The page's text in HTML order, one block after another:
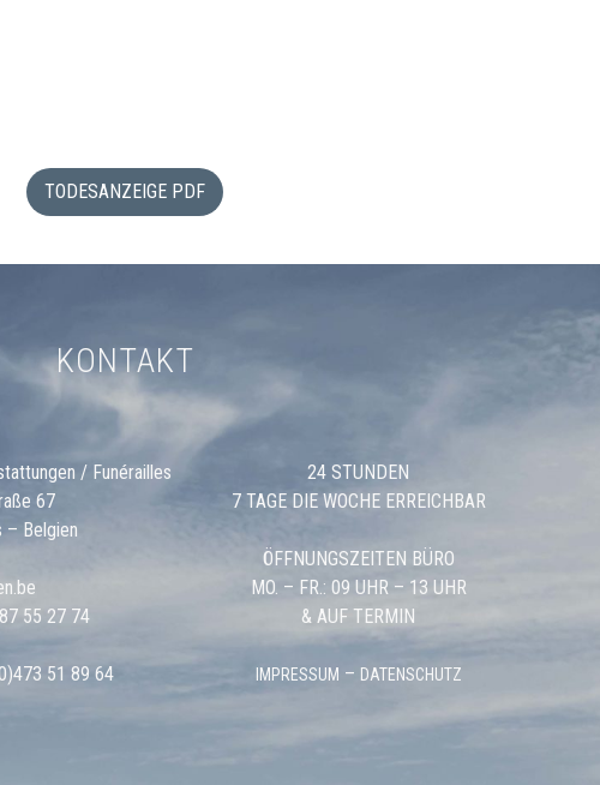
TODESANZEIGE PDF
KONTAKT
/ Funérailles
67
– Belgien
55 27 74
51 89 64
24 STUNDEN
7 TAGE DIE WOCHE ERREICHBAR
ÖFFNUNGSZEITEN BÜRO
MO. – FR.: 09 UHR – 13 UHR
& AUF TERMIN
IMPRESSUM – DATENSCHUTZ